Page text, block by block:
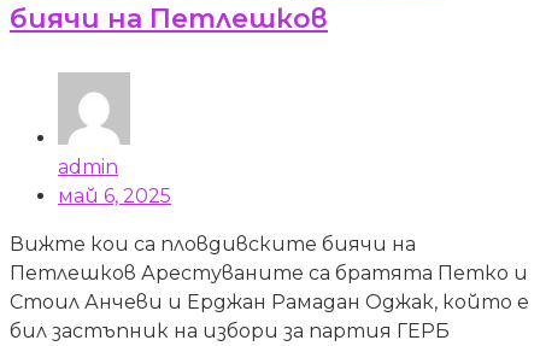
биячи на Петлешков
admin
май 6, 2025
Вижте кои са пловдивските биячи на
Петлешков Арестуваните са братята Петко и
Стоил Анчеви и Ерджан Рамадан Оджак, който е
бил застъпник на избори за партия ГЕРБ